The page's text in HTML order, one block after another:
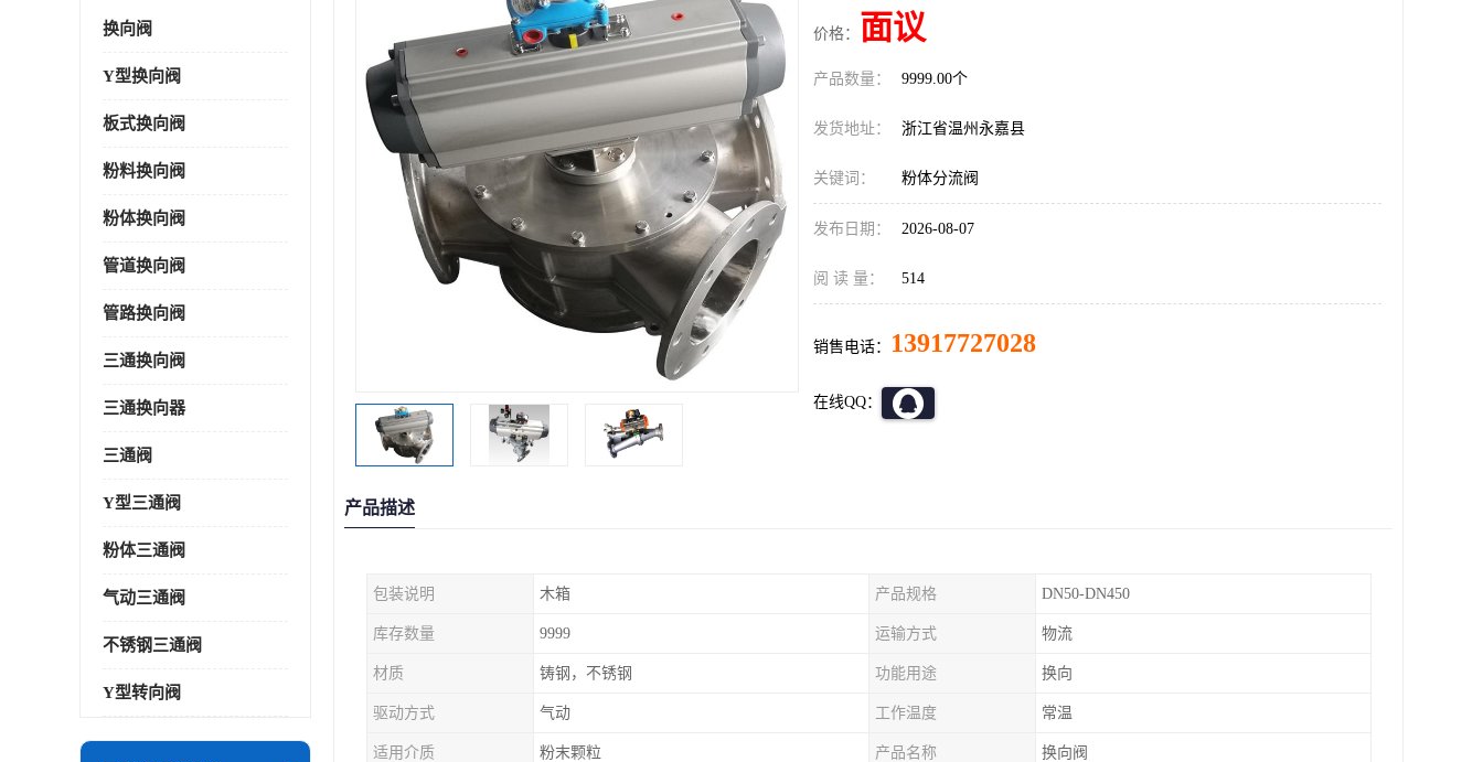
换向阀
Y型换向阀
板式换向阀
粉料换向阀
粉体换向阀
管道换向阀
管路换向阀
三通换向阀
三通换向器
三通阀
Y型三通阀
粉体三通阀
气动三通阀
不锈钢三通阀
Y型转向阀
价格： 面议
产品数量： 9999.00个
发货地址： 浙江省温州永嘉县
关键词： 粉体分流阀
发布日期： 2026-08-07
阅 读 量： 514
销售电话： 13917727028
在线QQ：
产品描述
包装说明 木箱 产品规格 DN50-DN450
库存数量 9999 运输方式 物流
材质 铸钢，不锈钢 功能用途 换向
驱动方式 气动 工作温度 常温
适用介质 粉末颗粒 产品名称 换向阀